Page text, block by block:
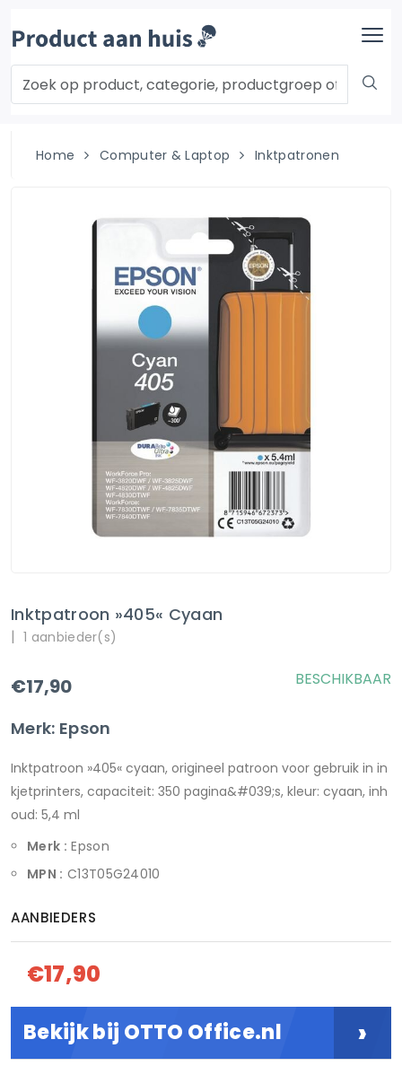
Home Computer & Laptop Inktpatronen
Inktpatroon »405« Cyaan
| 1 aanbieder(s)
€17,90
Merk: Epson
BESCHIKBAAR
Inktpatroon »405« cyaan, origineel patroon voor gebruik in in
kjetprinters, capaciteit: 350 pagina&#039;s, kleur: cyaan, inh
oud: 5,4 ml
Merk : Epson
MPN : C13T05G24010
AANBIEDERS
€17,90
Bekijk bij OTTO Office.nl ›